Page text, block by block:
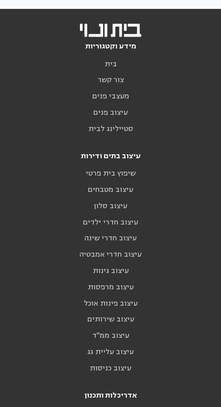
מידע וקטגוריות
בית
צור קשר
מעצבי פנים
עיצוב פנים
סטיילינג לבית
עיצוב בתים ודירות
שיפוץ בית פרטי
עיצוב מטבחים
עיצוב סלון
עיצוב חדרי ילדים
עיצוב חדרי שינה
עיצוב חדרי אמבטיה
עיצוב גינות
עיצוב מרפסות
עיצוב פינות אוכל
עיצוב שירותים
עיצוב ממ"ד
עיצוב עליית גג
עיצוב כניסות
אדריכלות ותכנון